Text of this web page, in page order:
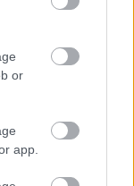
or
app.
AKADÉMIA